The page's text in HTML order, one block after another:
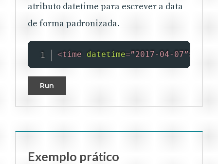
atributo datetime para escrever a data
de forma padronizada.
<time datetime=”2017-04-07”>
Run
Exemplo prático